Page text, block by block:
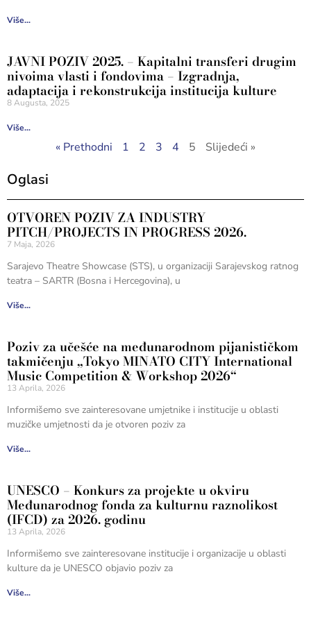
Više...
JAVNI POZIV 2025. – Kapitalni transferi drugim
nivoima vlasti i fondovima – Izgradnja,
adaptacija i rekonstrukcija institucija kulture
8 Augusta, 2025
Više...
« Prethodni 1 2 3 4 5 Slijedeći »
Oglasi
OTVOREN POZIV ZA INDUSTRY
PITCH/PROJECTS IN PROGRESS 2026.
7 Maja, 2026
Sarajevo Theatre Showcase (STS), u organizaciji Sarajevskog ratnog
teatra – SARTR (Bosna i Hercegovina), u
Više...
Poziv za učešće na međunarodnom pijanističkom
takmičenju „Tokyo MINATO CITY International
Music Competition & Workshop 2026“
13 Aprila, 2026
Informišemo sve zainteresovane umjetnike i institucije u oblasti
muzičke umjetnosti da je otvoren poziv za
Više...
UNESCO – Konkurs za projekte u okviru
Međunarodnog fonda za kulturnu raznolikost
(IFCD) za 2026. godinu
13 Aprila, 2026
Informišemo sve zainteresovane institucije i organizacije u oblasti
kulture da je UNESCO objavio poziv za
Više...